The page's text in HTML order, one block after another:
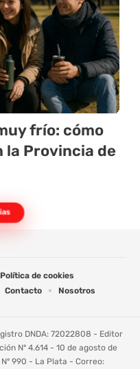
frío: cómo
la Provincia de
Política de cookies
Contacto Nosotros
DNDA: 72022808 - Editor
Nº 4.614 - 10 de agosto de
Nº 990 - La Plata - Correo: